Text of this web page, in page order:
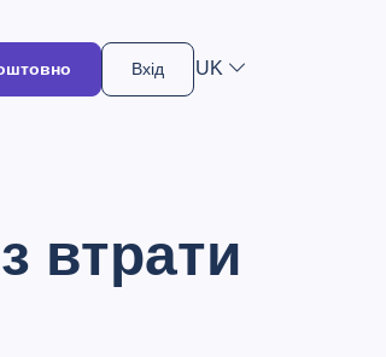
Вхід UK
втрати